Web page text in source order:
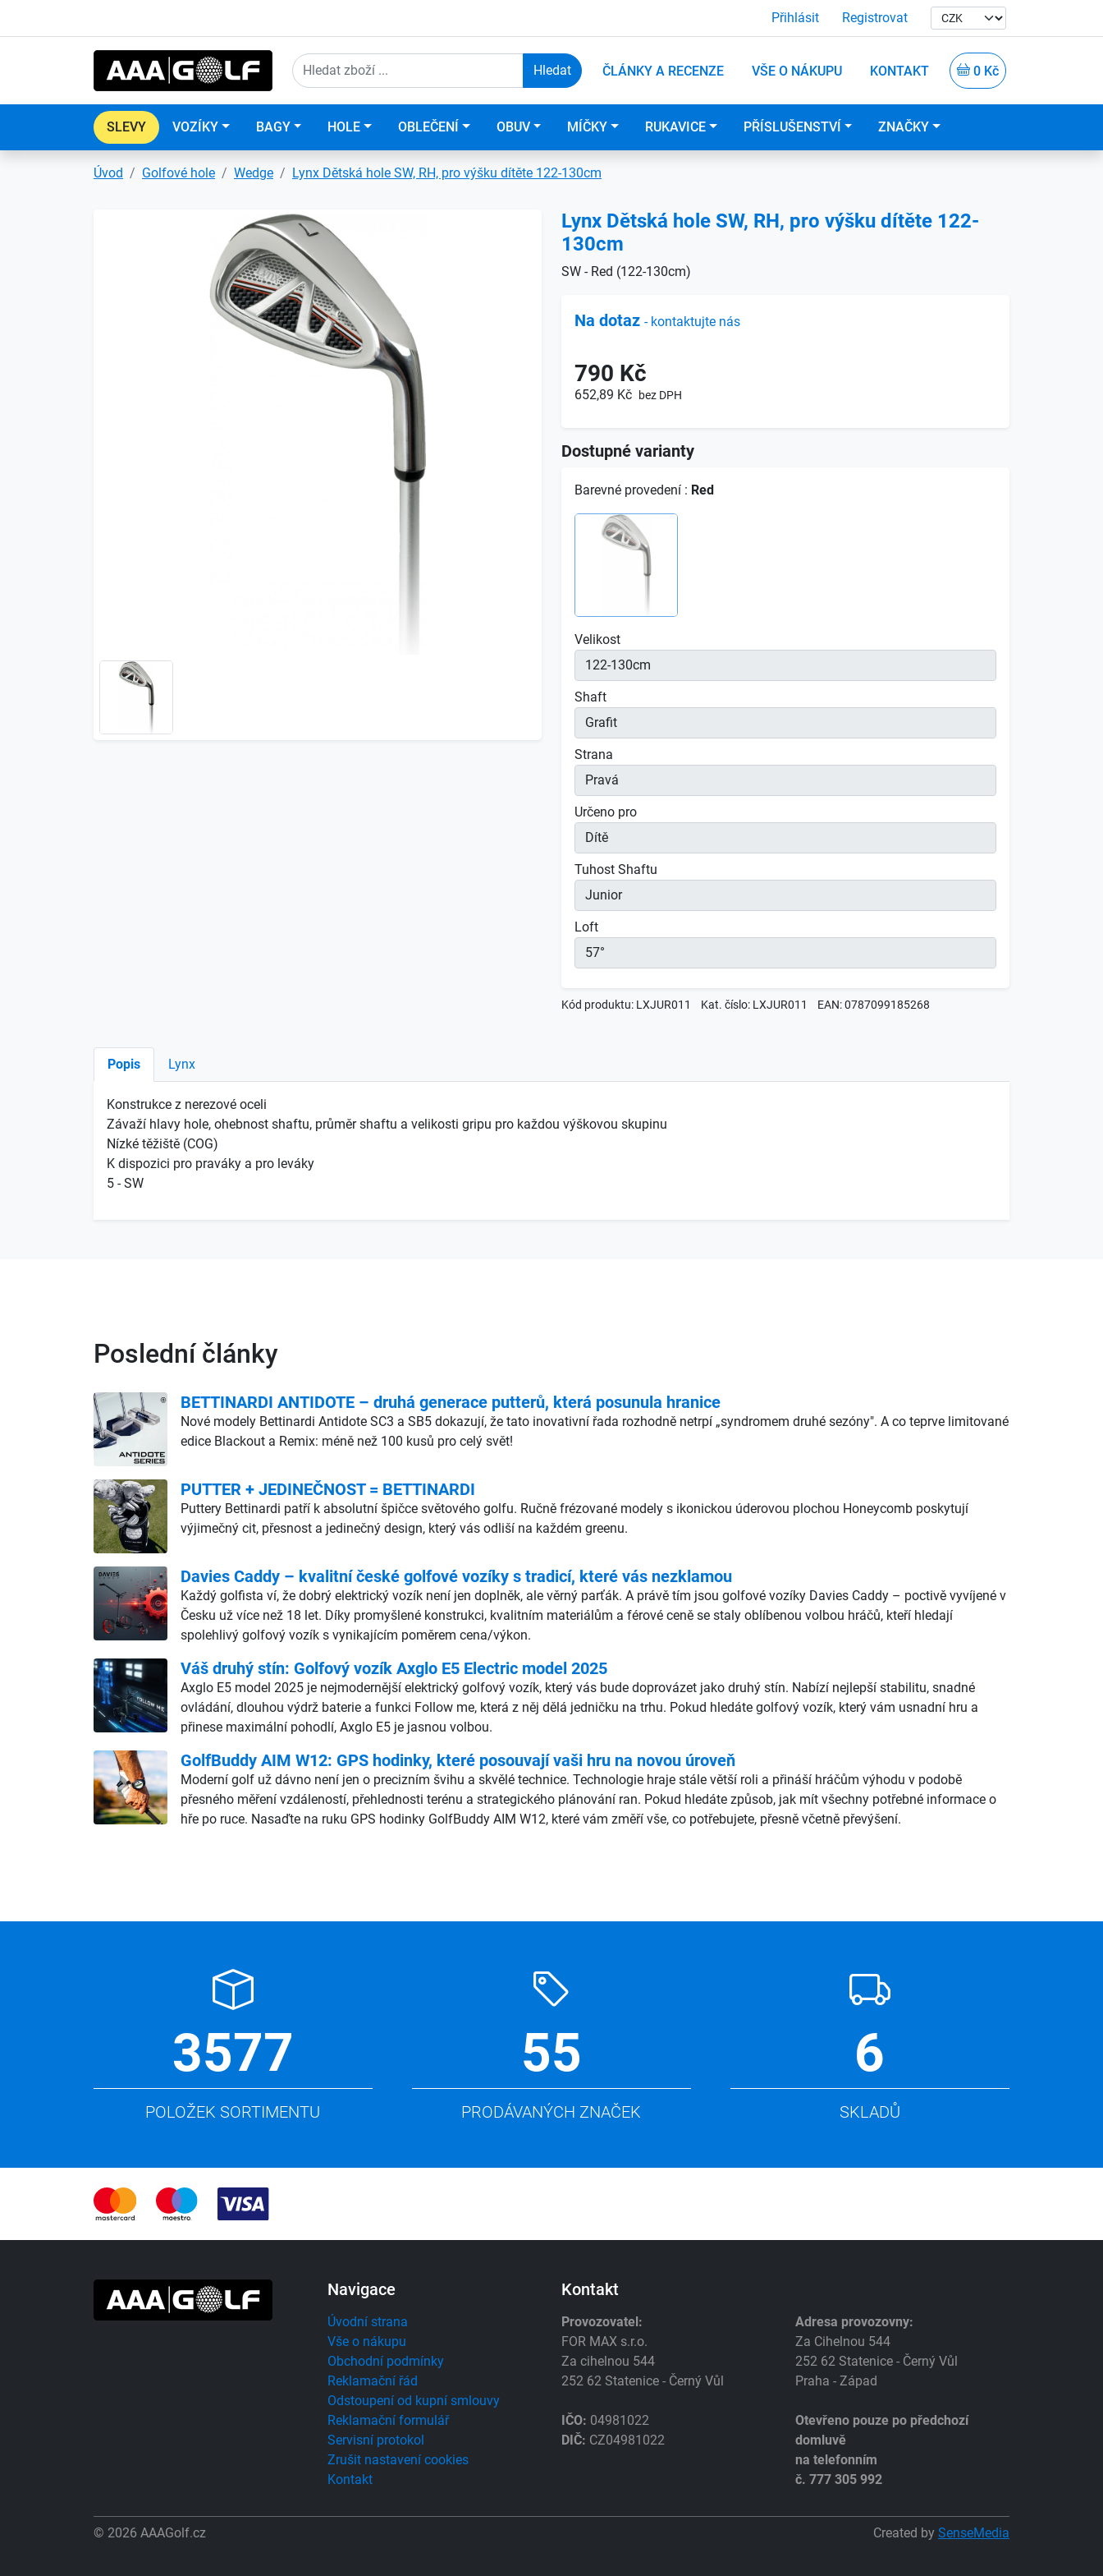
Přihlásit Registrovat
ČLÁNKY A RECENZE VŠE O NÁKUPU KONTAKT 0 Kč
SLEVY VOZÍKY BAGY HOLE OBLEČENÍ OBUV MÍČKY RUKAVICE PŘÍSLUŠENSTVÍ ZNAČKY
Úvod Golfové hole Wedge Lynx Dětská hole SW, RH, pro výšku dítěte 122-130cm
Lynx Dětská hole SW, RH, pro výšku dítěte 122-
130cm
SW - Red (122-130cm)
Na dotaz - kontaktujte nás
790 Kč
652,89 Kč bez DPH
Dostupné varianty
Barevné provedení : Red
Velikost
Shaft
Strana
Určeno pro
Tuhost Shaftu
Loft
Kód produktu: LXJUR011 Kat. číslo: LXJUR011 EAN: 0787099185268
Popis Lynx
Konstrukce z nerezové oceli
Závaží hlavy hole, ohebnost shaftu, průměr shaftu a velikosti gripu pro každou výškovou skupinu
Nízké těžiště (COG)
K dispozici pro praváky a pro leváky
5 - SW
Poslední články
BETTINARDI ANTIDOTE – druhá generace putterů, která posunula hranice
Nové modely Bettinardi Antidote SC3 a SB5 dokazují, že tato inovativní řada rozhodně netrpí „syndromem druhé sezóny". A co teprve limitované
edice Blackout a Remix: méně než 100 kusů pro celý svět!
PUTTER + JEDINEČNOST = BETTINARDI
Puttery Bettinardi patří k absolutní špičce světového golfu. Ručně frézované modely s ikonickou úderovou plochou Honeycomb poskytují
výjimečný cit, přesnost a jedinečný design, který vás odliší na každém greenu.
Davies Caddy – kvalitní české golfové vozíky s tradicí, které vás nezklamou
Každý golfista ví, že dobrý elektrický vozík není jen doplněk, ale věrný parťák. A právě tím jsou golfové vozíky Davies Caddy – poctivě vyvíjené v
Česku už více než 18 let. Díky promyšlené konstrukci, kvalitním materiálům a férové ceně se staly oblíbenou volbou hráčů, kteří hledají
spolehlivý golfový vozík s vynikajícím poměrem cena/výkon.
Váš druhý stín: Golfový vozík Axglo E5 Electric model 2025
Axglo E5 model 2025 je nejmodernější elektrický golfový vozík, který vás bude doprovázet jako druhý stín. Nabízí nejlepší stabilitu, snadné
ovládání, dlouhou výdrž baterie a funkci Follow me, která z něj dělá jedničku na trhu. Pokud hledáte golfový vozík, který vám usnadní hru a
přinese maximální pohodlí, Axglo E5 je jasnou volbou.
GolfBuddy AIM W12: GPS hodinky, které posouvají vaši hru na novou úroveň
Moderní golf už dávno není jen o precizním švihu a skvělé technice. Technologie hraje stále větší roli a přináší hráčům výhodu v podobě
přesného měření vzdáleností, přehlednosti terénu a strategického plánování ran. Pokud hledáte způsob, jak mít všechny potřebné informace o
hře po ruce. Nasaďte na ruku GPS hodinky GolfBuddy AIM W12, které vám změří vše, co potřebujete, přesně včetně převýšení.
3577
POLOŽEK SORTIMENTU
55
PRODÁVANÝCH ZNAČEK
6
SKLADŮ
Navigace
Úvodní strana
Vše o nákupu
Obchodní podmínky
Reklamační řád
Odstoupení od kupní smlouvy
Reklamační formulář
Servisní protokol
Zrušit nastavení cookies
Kontakt
Kontakt
Provozovatel:
FOR MAX s.r.o.
Za cihelnou 544
252 62 Statenice - Černý Vůl
IČO: 04981022
DIČ: CZ04981022
Adresa provozovny:
Za Cihelnou 544
252 62 Statenice - Černý Vůl
Praha - Západ
Otevřeno pouze po předchozí
domluvě
na telefonním
č. 777 305 992
© 2026 AAAGolf.cz Created by SenseMedia